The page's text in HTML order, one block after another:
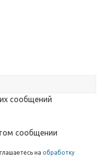
сообщении
на обработку